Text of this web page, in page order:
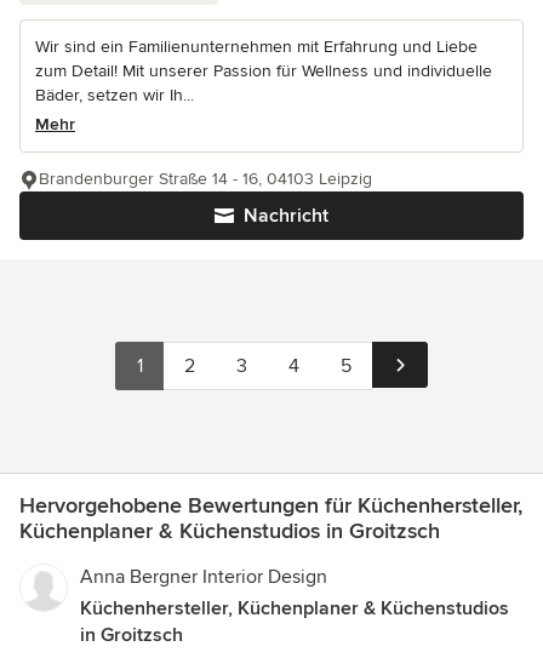
Wir sind ein Familienunternehmen mit Erfahrung und Liebe
zum Detail! Mit unserer Passion für Wellness und individuelle
Bäder, setzen wir Ih...
Mehr
Nachricht
Brandenburger Straße 14 - 16, 04103 Leipzig
1 2 3 4 5
Hervorgehobene Bewertungen für Küchenhersteller,
Küchenplaner & Küchenstudios in Groitzsch
Anna Bergner Interior Design
Küchenhersteller, Küchenplaner & Küchenstudios
in Groitzsch